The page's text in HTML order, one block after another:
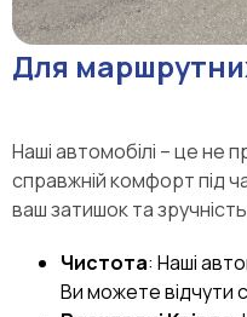
Для
Наші автомобілі – це не
справжній комфорт під
ваш затишок та
Чистота: Наші
Ви можете відчути